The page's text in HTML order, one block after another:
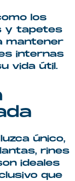
los
y tapetes
mantener
internas
vida útil.
único,
rines
ideales
que